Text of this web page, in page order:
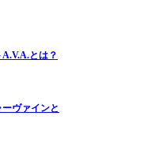
とは？
ヴァインと